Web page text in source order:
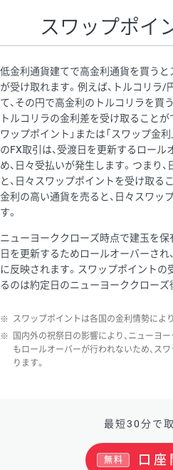
スワップポイ
低金利通貨建てで高金利通貨を買うと
が受け取れます。例えば、トルコリラ/
て、その円で高金利のトルコリラを買
トルコリラの金利差を受け取ることが
ワップポイント」または「スワップ金
のFX取引は、受渡日を更新するロー
め、日々受払いが発生します。つまり
と、日々スワップポイントを受け取る
金利の高い通貨を売ると、日々スワッ
す。
ニューヨーククローズ時点で建玉を保
日を更新するためロールオーバーされ
に反映されます。スワップポイントの
るのは約定日のニューヨーククローズ
※ スワップポイントは各国の金利情勢によ
※
国内外の祝祭日の影響により、ニューヨ
もロールオーバーが行われないため、ス
ります。
最短30分で取
口座
無料